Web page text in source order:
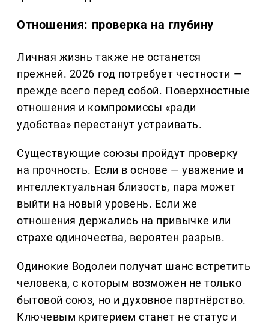
Отношения: проверка на глубину
Личная жизнь также не останется
прежней. 2026 год потребует честности —
прежде всего перед собой. Поверхностные
отношения и компромиссы «ради
удобства» перестанут устраивать.
Существующие союзы пройдут проверку
на прочность. Если в основе — уважение и
интеллектуальная близость, пара может
выйти на новый уровень. Если же
отношения держались на привычке или
страхе одиночества, вероятен разрыв.
Одинокие Водолеи получат шанс встретить
человека, с которым возможен не только
бытовой союз, но и духовное партнёрство.
Ключевым критерием станет не статус и